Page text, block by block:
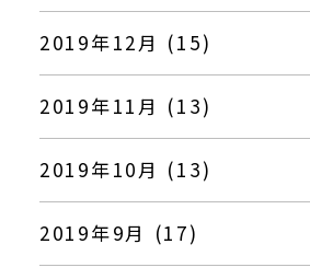
2019年12月 (15)
2019年11月 (13)
2019年10月 (13)
2019年9月 (17)